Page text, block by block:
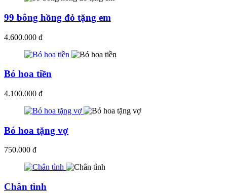
99 bông hồng đỏ tặng em
4.600.000 đ
Bó hoa tiền
4.100.000 đ
Bó hoa tặng vợ
750.000 đ
Chân tình